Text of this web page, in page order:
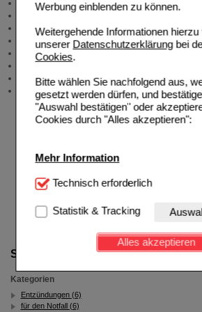
Werbung einblenden zu können.
Weitergehende Informationen hierzu
unserer Datenschutzerklärungbei
Cookies.
Bitte wählen Sie nachfolgend aus,
gesetzt werden dürfen, und
"Auswahl bestätigen" oder
Cookies durch "Alles akzeptieren":
Mehr Information
Technisch Notwendig:Hierbei
Website notwendig sind (z.B.
Kundenkonto), weshalb auf diese
werden kann.
Einkaufserlebnis noch
beispielsweise für die
Besuchers oder unsere Seite an
Verhaltensweisen (z.B.
Technisch erforderlich
Statistik & Tracking
Alles akzeptieren
Suche verfeinern
Kategorien
Entzündungen (6)
für den Notfall (6)
Allgemeine Information
Produktberatung
Meldung Arzneimittelrisiken
Zuzahlungsfreie Arzneien
Angebote & Downloads
Newsletter
Neukundenprämie
Stellenangebote